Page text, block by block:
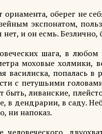
орнамента, оберег не
экспонатом,
нет, и он есмь. Безлично,
шага, в
моховые холмики,
василиска, попалась в
с петушьими
быть, ливанские,
в дендрарии, в саду.
ни напоказ.